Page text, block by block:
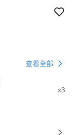
查看全部
x3